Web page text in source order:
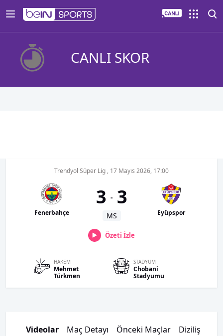
CANLI SKOR
Trendyol Süper Lig , 17 Mayıs 2026, 17:00
Fenerbahçe
3 - 3
MS
Özeti İzle
Eyüpspor
HAKEM
Mehmet
Türkmen
STADYUM
Chobani
Stadyumu
Videolar Maç Detayı Önceki Maçlar Dizilişler